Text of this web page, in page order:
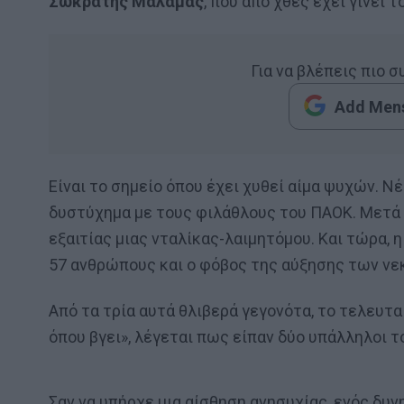
Για να βλέπεις πιο
Add
Είναι το σημείο όπου έχει χυθεί αίμα ψυχών.
δυστύχημα με τους φιλάθλους του ΠΑΟΚ.
εξαιτίας μιας νταλίκας-λαιμητόμου. Και
57 ανθρώπους και ο φόβος της αύξησης των
Από τα τρία αυτά θλιβερά γεγονότα, το
όπου βγει», λέγεται πως είπαν δύο υπάλληλοι